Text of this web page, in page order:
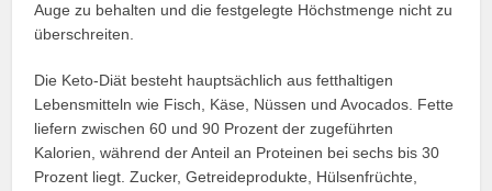
Auge zu behalten und die festgelegte Höchstmenge nicht zu
überschreiten.
Die Keto-Diät besteht hauptsächlich aus fetthaltigen
Lebensmitteln wie Fisch, Käse, Nüssen und Avocados. Fette
liefern zwischen 60 und 90 Prozent der zugeführten
Kalorien, während der Anteil an Proteinen bei sechs bis 30
Prozent liegt. Zucker, Getreideprodukte, Hülsenfrüchte,